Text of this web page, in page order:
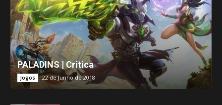
PALADINS | Crítica
Jogos 22 de Junho de 2018